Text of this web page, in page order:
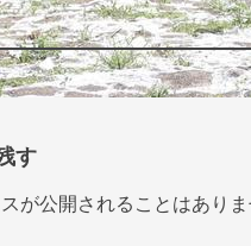
す
が公開されることはあり